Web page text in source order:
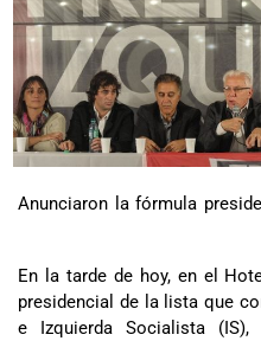
Anunciaron la fórmula
En la tarde de hoy, en el
presidencial de la lista que
e Izquierda Socialista